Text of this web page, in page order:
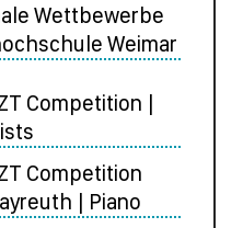
Wettbewerbe
Weimar
Competition |
Competition
| Piano